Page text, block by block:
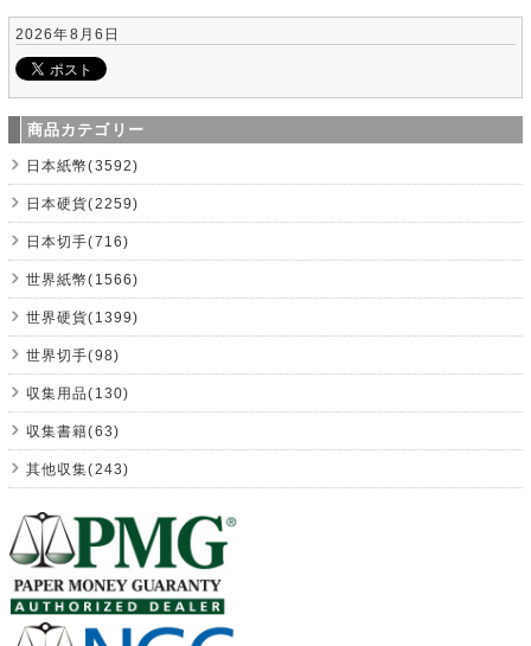
2026年8月6日
商品カテゴリー
日本紙幣(3592)
日本硬貨(2259)
日本切手(716)
世界紙幣(1566)
世界硬貨(1399)
世界切手(98)
収集用品(130)
収集書籍(63)
其他収集(243)